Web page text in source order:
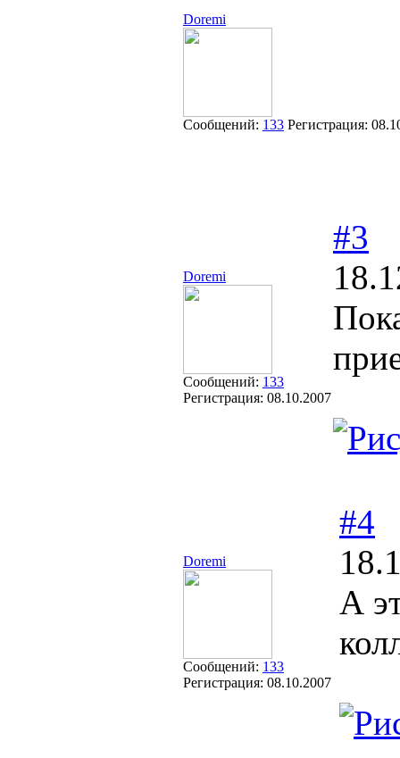
Doremi
Сообщений: 133 Регистрация:
Doremi
Сообщений: 133
Регистрация: 08.10.2007
#3
Doremi
Сообщений: 133
Регистрация: 08.10.2007
#4
А